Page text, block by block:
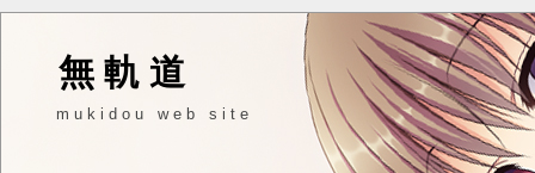
無軌道
mukidou web site